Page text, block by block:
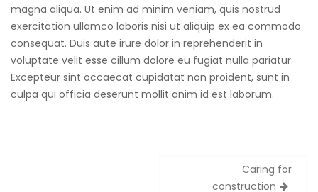
magna aliqua. Ut enim ad minim veniam, quis nostrud
exercitation ullamco laboris nisi ut aliquip ex ea commodo
consequat. Duis aute irure dolor in reprehenderit in
voluptate velit esse cillum dolore eu fugiat nulla pariatur.
Excepteur sint occaecat cupidatat non proident, sunt in
culpa qui officia deserunt mollit anim id est laborum.
Caring for
construction